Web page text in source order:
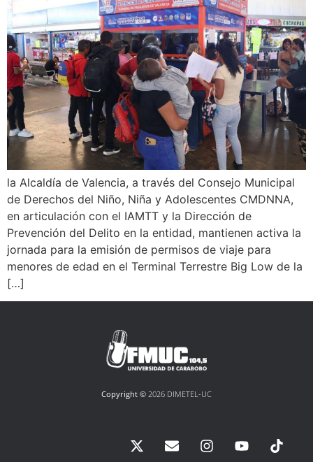
la Alcaldía de Valencia, a través del Consejo Municipal
de Derechos del Niño, Niña y Adolescentes CMDNNA,
en articulación con el IAMTT y la Dirección de
Prevención del Delito en la entidad, mantienen activa la
jornada para la emisión de permisos de viaje para
menores de edad en el Terminal Terrestre Big Low de la
[…]
Copyright © 2026 DIMETEL-UC